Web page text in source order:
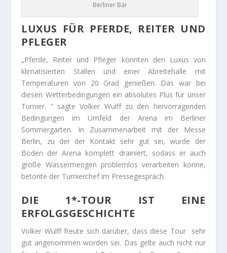
Berliner Bär
LUXUS FÜR PFERDE, REITER UND
PFLEGER
„Pferde, Reiter und Pfleger konnten den Luxus von
klimatisierten Ställen und einer Abreitehalle mit
Temperaturen von 20 Grad genießen. Das war bei
diesen Wetterbedingungen ein absolutes Plus für unser
Turnier. “ sagte Volker Wulff zu den hervorragenden
Bedingungen im Umfeld der Arena im Berliner
Sommergarten. In Zusammenarbeit mit der Messe
Berlin, zu der der Kontakt sehr gut sei, wurde der
Boden der Arena komplett drainiert, sodass er auch
große Wassermengen problemlos verarbeiten könne,
betonte der Turnierchef im Pressegespräch.
DIE 1*-TOUR IST EINE
ERFOLGSGESCHICHTE
Volker Wulff freute sich darüber, dass diese Tour sehr
gut angenommen worden sei. Das gelte auch nicht nur